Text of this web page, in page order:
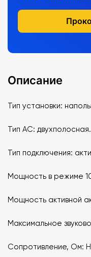
Описание
Тип установки:
Тип АС: двухполосная.
Тип подключения:
Мощность в режиме
Мощность активной
Максимальное
Сопротивление, Ом: